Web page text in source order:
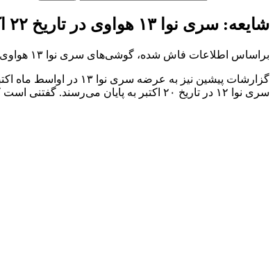
شایعه: سری نوا ۱۳ هواوی در تاریخ ۲۲ اکتبر عرضه خواهد شد
براساس اطلاعات فاش شده، گوشی‌های سری نوا ۱۳ هواوی احتمالا در تاریخ ۲۲ اکتبر امسال روانه بازار خواهند شد.
گزارشات پیشین نیز
سری نوا ۱۲ در تاریخ ۲۰ اکتبر به پایان می‌رسند. گفتنی است که روز ۲۰ اکتبر یکشنبه خواهد بود اما هواوی معمولا گوشی‌های جدید خود را در روز سه‌شنبه عرضه می‌کند.